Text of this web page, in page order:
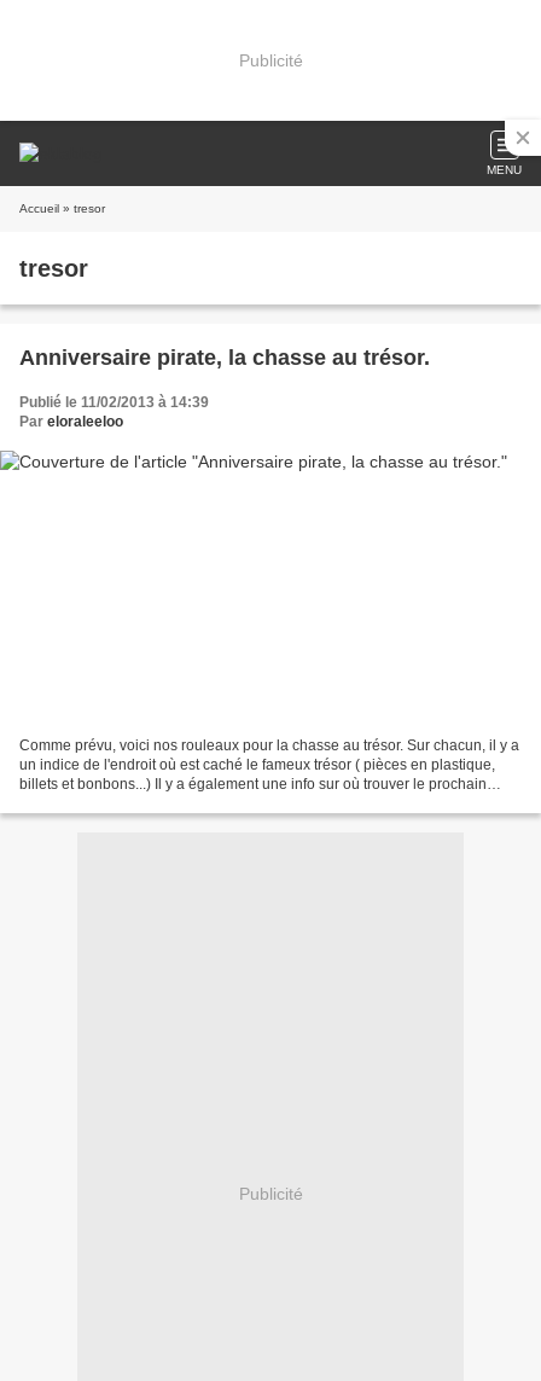
Publicité
MENU
Accueil » tresor
tresor
Anniversaire pirate, la chasse au trésor.
Publié le 11/02/2013 à 14:39
Par eloraleeloo
Comme prévu, voici nos rouleaux pour la chasse au trésor. Sur chacun, il y a
un indice de l'endroit où est caché le fameux trésor ( pièces en plastique,
billets et bonbons...) Il y a également une info sur où trouver le prochain
Publicité